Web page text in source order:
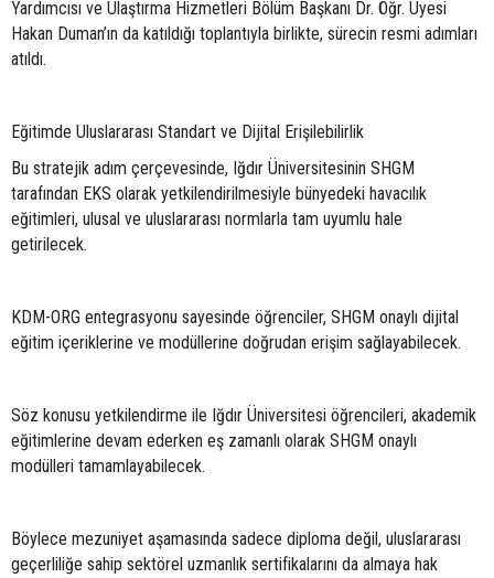
Yardımcısı ve Ulaştırma Hizmetleri Bölüm Başkanı Dr. Öğr. Üyesi
Hakan Duman’ın da katıldığı toplantıyla birlikte, sürecin resmi adımları
atıldı.
Eğitimde Uluslararası Standart ve Dijital Erişilebilirlik
Bu stratejik adım çerçevesinde, Iğdır Üniversitesinin SHGM
tarafından EKS olarak yetkilendirilmesiyle bünyedeki havacılık
eğitimleri, ulusal ve uluslararası normlarla tam uyumlu hale
getirilecek.
KDM-ORG entegrasyonu sayesinde öğrenciler, SHGM onaylı dijital
eğitim içeriklerine ve modüllerine doğrudan erişim sağlayabilecek.
Söz konusu yetkilendirme ile Iğdır Üniversitesi öğrencileri, akademik
eğitimlerine devam ederken eş zamanlı olarak SHGM onaylı
modülleri tamamlayabilecek.
Böylece mezuniyet aşamasında sadece diploma değil, uluslararası
geçerliliğe sahip sektörel uzmanlık sertifikalarını da almaya hak